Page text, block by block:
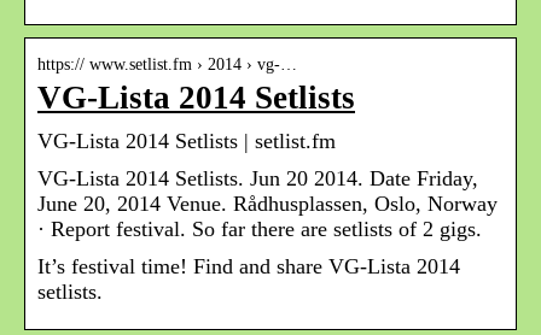
https:// www.setlist.fm › 2014 › vg-…
VG-Lista 2014 Setlists
VG-Lista 2014 Setlists | setlist.fm
VG-Lista 2014 Setlists. Jun 20 2014. Date Friday,
June 20, 2014 Venue. Rådhusplassen, Oslo, Norway
· Report festival. So far there are setlists of 2 gigs.
It’s festival time! Find and share VG-Lista 2014
setlists.